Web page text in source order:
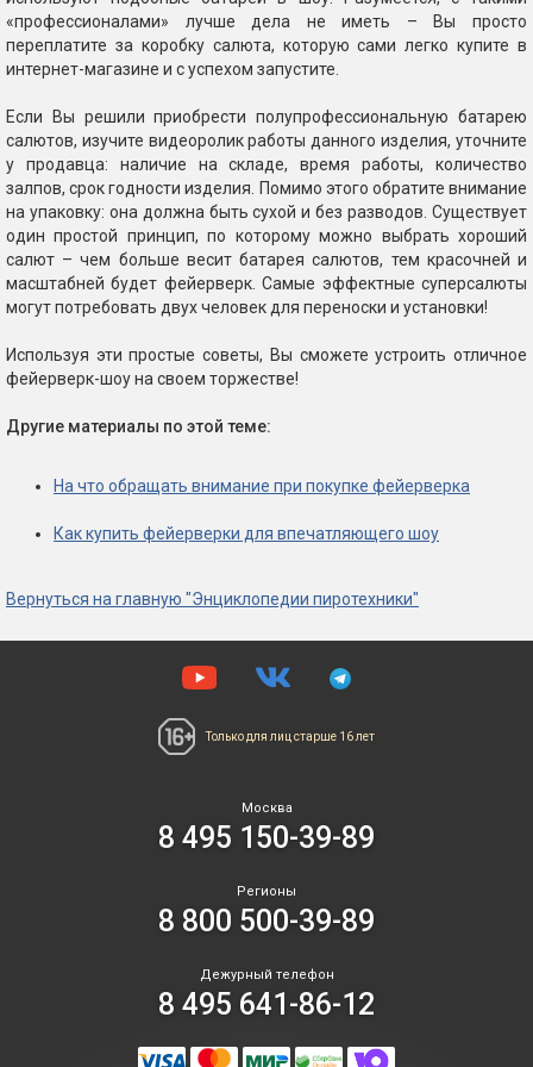
«профессионалами» лучше дела не иметь – Вы просто
переплатите за коробку салюта, которую сами легко купите в
интернет-магазине и с успехом запустите.
Если Вы решили приобрести полупрофессиональную батарею
салютов, изучите видеоролик работы данного изделия, уточните
у продавца: наличие на складе, время работы, количество
залпов, срок годности изделия. Помимо этого обратите внимание
на упаковку: она должна быть сухой и без разводов. Существует
один простой принцип, по которому можно выбрать хороший
салют – чем больше весит батарея салютов, тем красочней и
масштабней будет фейерверк. Самые эффектные суперсалюты
могут потребовать двух человек для переноски и установки!
Используя эти простые советы, Вы сможете устроить отличное
фейерверк-шоу на своем торжестве!
Другие материалы по этой теме:
На что обращать внимание при покупке фейерверка
Как купить фейерверки для впечатляющего шоу
Вернуться на главную "Энциклопедии пиротехники"
Только для лицстарше 16 лет
Москва
8 495 150-39-89
Регионы
8 800 500-39-89
Дежурный телефон
8 495 641-86-12